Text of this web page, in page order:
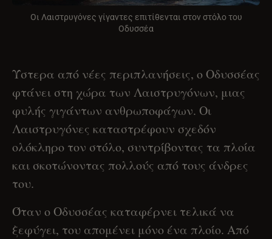
Οι Λαιστρυγόνες γίγαντες επιτίθενται στον στόλο του
Οδυσσέα
Ύστερα από νέες περιπλανήσεις, ο Οδυσσέας
φτάνει στη χώρα των Λαιστρυγόνων, μιας
φυλής γιγάντων ανθρωποφάγων. Οι
Λαιστρυγόνες καταστρέφουν σχεδόν
ολόκληρο τον στόλο, συντρίβοντας τα πλοία
και σκοτώνοντας πολλούς από τους άνδρες
του.
Όταν ο Οδυσσέας καταφέρνει τελικά να
ξεφύγει, του απομένει μόνο ένα πλοίο. Από